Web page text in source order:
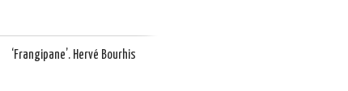
‘Frangipane’. Hervé Bourhis